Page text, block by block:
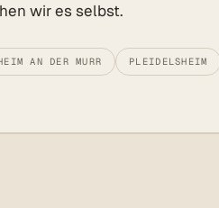
wir es selbst.
AN DER MURR PLEIDELSHEIM